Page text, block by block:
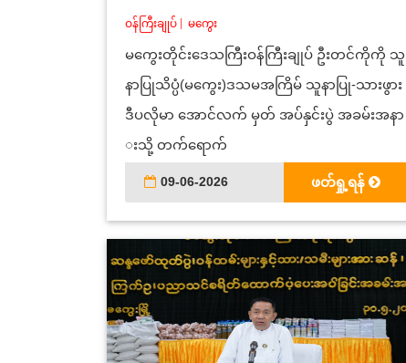
ဝန်ကြီးချုပ် မကွေး
မကွေးတိုင်းဒေသကြီးဝန်ကြီးချုပ် ဦးတင်ကိုကို သူ
နာပြုသိပ္ပံ(မကွေး)ဒသမအကြိမ် သူနာပြု-သားဖွား
ဒီပလိုမာ အောင်လက် မှတ် အပ်နှင်းပွဲ အခမ်းအနာ
းသို့ တက်ရောက်
09-06-2026 ဖတ်ရှု့ရန်